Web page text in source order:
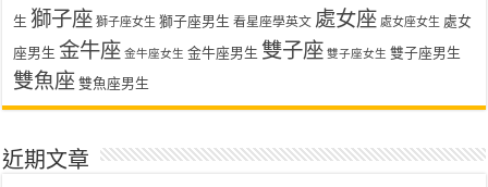
生 獅子座 獅子座女生 獅子座男生 看星座學英文 處女座 處女座女生 處女
座男生 金牛座 金牛座女生 金牛座男生 雙子座 雙子座女生 雙子座男生
雙魚座 雙魚座男生
近期文章